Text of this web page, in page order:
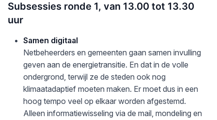
Subsessies ronde 1, van 13.00 tot 13.30
uur
Samen digitaal
Netbeheerders en gemeenten gaan samen invulling
geven aan de energietransitie. En dat in de volle
ondergrond, terwijl ze de steden ook nog
klimaatadaptief moeten maken. Er moet dus in een
hoog tempo veel op elkaar worden afgestemd.
Alleen informatiewisseling via de mail, mondeling en